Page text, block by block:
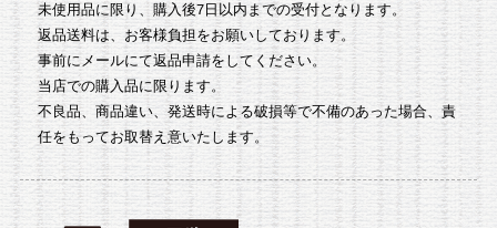
未使用品に限り、購入後7日以内までの受付となります。
返品送料は、お客様負担をお願いしております。
事前にメールにて返品申請をしてください。
当店での購入品に限ります。
不良品、商品違い、発送時による破損等で不備のあった場合、責
任をもってお取替え意いたします。